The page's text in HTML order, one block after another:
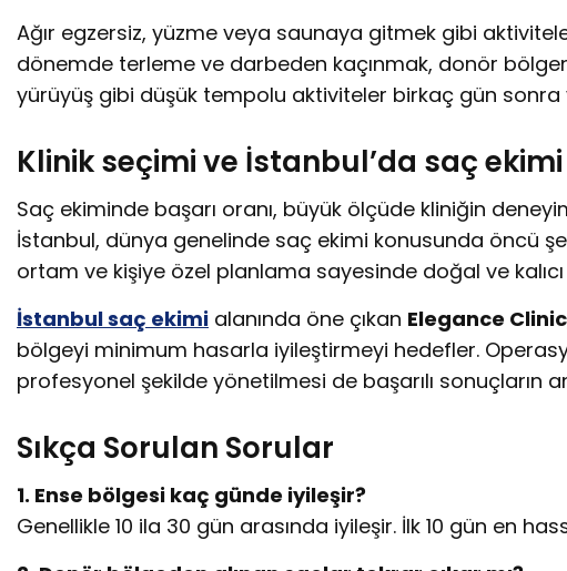
Ağır egzersiz, yüzme veya saunaya gitmek gibi
dönemde terleme ve darbeden kaçınmak, donör
yürüyüş gibi düşük tempolu aktiviteler birkaç gün sonra
Klinik seçimi ve İstanbul’da saç
Saç ekiminde başarı oranı, büyük ölçüde kliniğin
İstanbul, dünya genelinde saç ekimi konusunda öncü
ortam ve kişiye özel planlama sayesinde doğal ve
İstanbul saç ekimi alanında öne çıkan Elegance Clinic
bölgeyi minimum hasarla iyileştirmeyi hedefler.
profesyonel şekilde yönetilmesi de başarılı sonuçların
Sıkça Sorulan Sorular
1. Ense bölgesi kaç günde iyileşir?
Genellikle 10 ila 30 gün arasında iyileşir. İlk 10 gün en